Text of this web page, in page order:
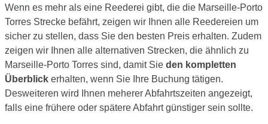
Wenn es mehr als eine Reederei gibt, die die Marseille-Porto
Torres Strecke befährt, zeigen wir Ihnen alle Reedereien um
sicher zu stellen, dass Sie den besten Preis erhalten. Zudem
zeigen wir Ihnen alle alternativen Strecken, die ähnlich zu
Marseille-Porto Torres sind, damit Sie den kompletten
Überblick erhalten, wenn Sie Ihre Buchung tätigen.
Desweiteren wird Ihnen meherer Abfahrtszeiten angezeigt,
falls eine frühere oder spätere Abfahrt günstiger sein sollte.